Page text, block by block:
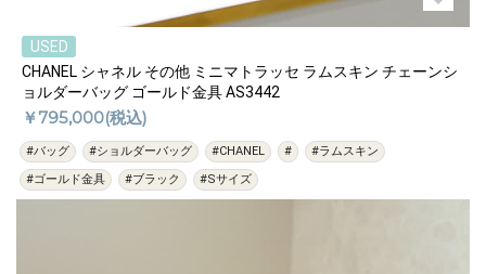
USED
CHANEL シャネル その他 ミニマトラッセ ラムスキン チェーンシ
ョルダーバッグ ゴールド金具 AS3442
￥795,000(税込)
#バッグ #ショルダーバッグ #CHANEL #
#ラムスキン
#ゴールド金具
#ブラック #Sサイズ